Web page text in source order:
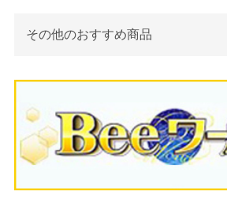
その他のおすすめ商品